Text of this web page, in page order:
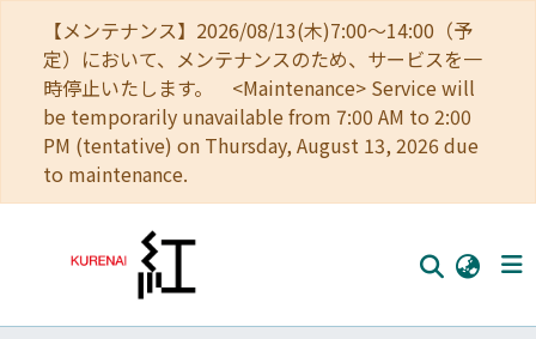
【メンテナンス】2026/08/13(木)7:00～14:00（予
定）において、メンテナンスのため、サービスを一
時停止いたします。 <Maintenance> Service will
be temporarily unavailable from 7:00 AM to 2:00
PM (tentative) on Thursday, August 13, 2026 due
to maintenance.